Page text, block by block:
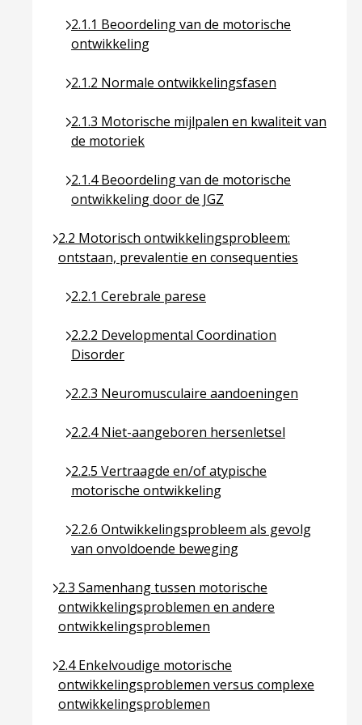
2.1.1 Beoordeling van de motorische
ontwikkeling
Ga naar pagina over 2.1.1 Beoordeling van de
2.1.2 Normale ontwikkelingsfasen
Ga naar pagina over 2.1.2 Normale
2.1.3 Motorische mijlpalen en kwaliteit van
de motoriek
Ga naar pagina over 2.1.3 Motorische mijlpalen
2.1.4 Beoordeling van de motorische
ontwikkeling door de JGZ
Ga naar pagina over 2.1.4 Beoordeling van de
2.2 Motorisch ontwikkelingsprobleem:
ontstaan, prevalentie en consequenties
Ga naar pagina over 2.2 Motorisch
2.2.1 Cerebrale parese
Ga naar pagina over 2.2.1 Cerebrale parese
2.2.2 Developmental Coordination
Disorder
Ga naar pagina over 2.2.2 Developmental
2.2.3 Neuromusculaire aandoeningen
Ga naar pagina over 2.2.3 Neuromusculaire
2.2.4 Niet-aangeboren hersenletsel
Ga naar pagina over 2.2.4 Niet-aangeboren
2.2.5 Vertraagde en/of atypische
motorische ontwikkeling
Ga naar pagina over 2.2.5 Vertraagde en/of
2.2.6 Ontwikkelingsprobleem als gevolg
van onvoldoende beweging
Ga naar pagina over 2.2.6
2.3 Samenhang tussen motorische
ontwikkelingsproblemen en andere
ontwikkelingsproblemen
Ga naar pagina over 2.3 Samenhang tussen
2.4 Enkelvoudige motorische
ontwikkelingsproblemen versus complexe
ontwikkelingsproblemen
Ga naar pagina over 2.4 Enkelvoudige